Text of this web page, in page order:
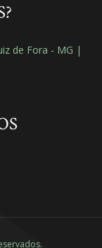
de Fora - MG |